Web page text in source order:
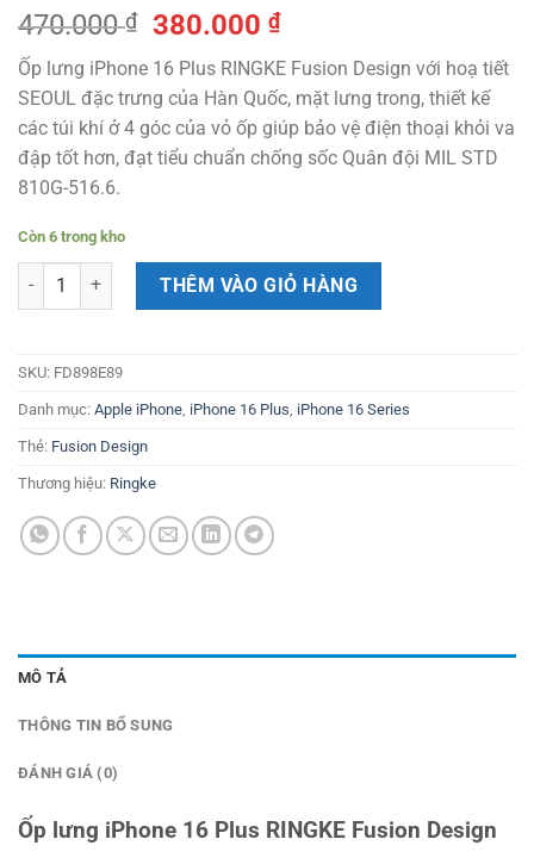
470.000₫
Giá
gốc
là:
470.000 ₫.
380.000₫Giá
hiện
tại
là:
380.000 ₫.
Ốp lưng iPhone 16 Plus RINGKE Fusion Design với hoạ tiết
SEOUL đặc trưng của Hàn Quốc, mặt lưng trong, thiết kế
các túi khí ở 4 góc của vỏ ốp giúp bảo vệ điện thoại khỏi va
đập tốt hơn, đạt tiểu chuẩn chống sốc Quân đội MIL STD
810G-516.6.
Còn 6 trong kho
Ốp lưng iPhone 16 Plus RINGKE Fusion Design số lượng
THÊM VÀO GIỎ HÀNG
SKU: FD898E89
Danh mục: Apple iPhone iPhone 16 Plus iPhone 16 Series
Thẻ: Fusion Design
Thương hiệu: Ringke
MÔ TẢ
THÔNG TIN BỔ SUNG
ĐÁNH GIÁ (0)
Ốp lưng iPhone 16 Plus RINGKE Fusion Design